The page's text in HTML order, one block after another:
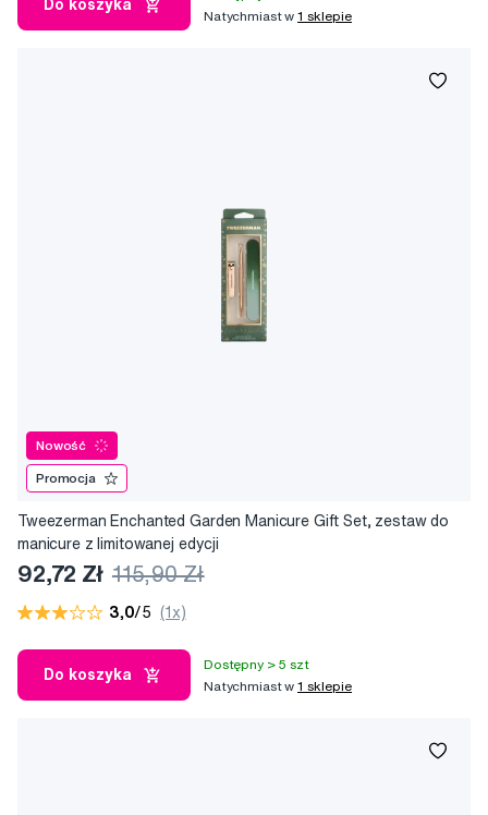
Do koszyka
Natychmiast w1 sklepie
Nowość
Promocja
Tweezerman Enchanted Garden Manicure Gift Set, zestaw do
manicure z limitowanej edycji
92,72 Zł 115,90 Zł
3,0/5 (1x)
Do koszyka
Dostępny > 5 szt
Natychmiast w1 sklepie